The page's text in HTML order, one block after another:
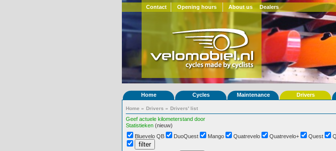
Contact Opening hours About us Dealers
Home Cycles Maintenance Drivers
Home » Drivers » Drivers' list
Geef actuele kilometerstand door
Statistieken (nieuw)
Bluevelo QB DuoQuest Mango Quatrevelo Quatrevelo+ Quest